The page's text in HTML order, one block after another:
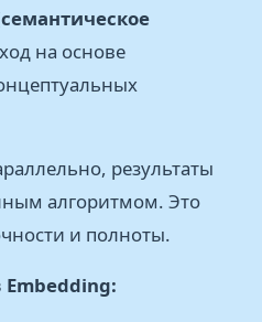
на основе
результаты
алгоритмом. Это
и полноты.